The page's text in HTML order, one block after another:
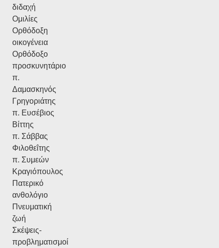
διδαχή
Ομιλίες
Ορθόδοξη
οικογένεια
Ορθόδοξο
προσκυνητάριο
π.
Δαμασκηνός
Γρηγοριάτης
π. Ευσέβιος
Βίττης
π. Σάββας
Φιλοθεΐτης
π. Συμεών
Κραγιόπουλος
Πατερικό
ανθολόγιο
Πνευματική
ζωή
Σκέψεις-
προβληματισμοί